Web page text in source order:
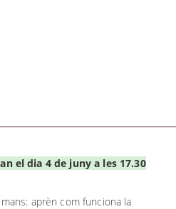
el dia 4 de juny a les 17.30
aprèn com funciona la